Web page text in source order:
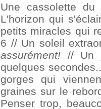
Une cassolette du
L'horizon qui
petits miracles qui
6 // Un soleil
assurément! // Un
quelques
gorges qui
graines sur le
Penser trop,